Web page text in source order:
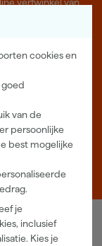
cookies en
van de
persoonlijke
best mogelijke
je
inclusief
Kies je
deskundig advies,